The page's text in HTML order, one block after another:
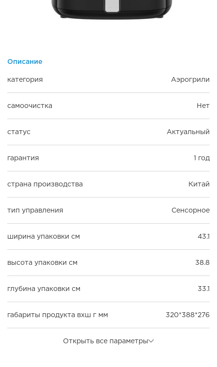
Описание
категория Аэрогрили
самоочистка Нет
статус Актуальный
гарантия 1 год
страна производства Китай
тип управления Сенсорное
ширина упаковки см 43.1
высота упаковки см 38.8
глубина упаковки см 33.1
габариты продукта вхш г мм 320*388*276
Открыть все параметры